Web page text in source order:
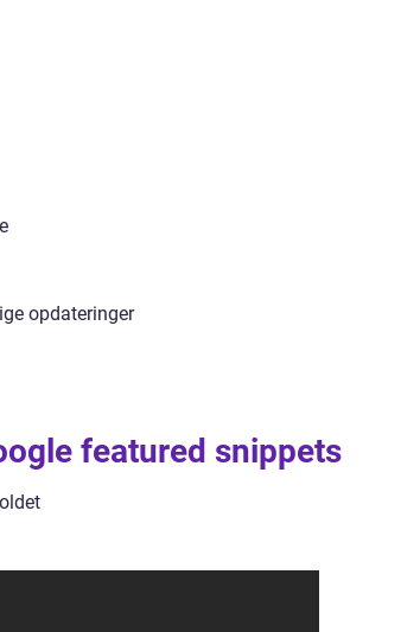
opdateringer
featured snippets